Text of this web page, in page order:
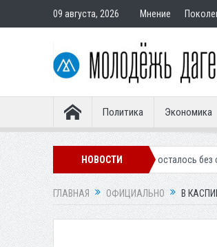
09 августа, 2026 Мнение
Политика Экономика
НОВОСТИ
«Динамо» осталось без словенского
ГЛАВНАЯ ОФИЦИАЛЬНО В